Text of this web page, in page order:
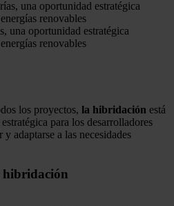
una oportunidad estratégica
renovables
los proyectos, la hibridación está
para los desarrolladores
adaptarse a las necesidades
hibridación